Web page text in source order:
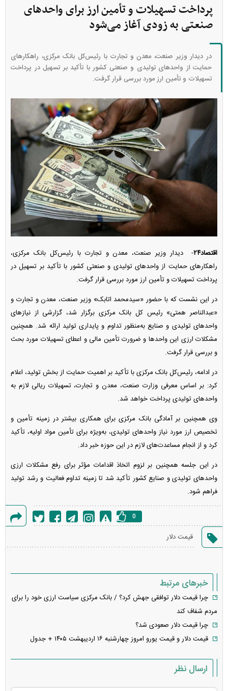
پرداخت تسهیلات و تأمین ارز برای واحد‌های
صنعتی به زودی آغاز می‌شود
در دیدار وزیر صنعت، معدن و تجارت با رئیس‌کل بانک مرکزی، راهکار‌های
حمایت از واحد‌های تولیدی و صنعتی کشور با تأکید بر تسهیل در پرداخت
تسهیلات و تأمین ارز مورد بررسی قرار گرفت.
اقتصاد۲۴
- دیدار وزیر صنعت، معدن و تجارت با رئیس‌کل بانک مرکزی،
راهکار‌های حمایت از واحد‌های تولیدی و صنعتی کشور با تأکید بر تسهیل در
پرداخت تسهیلات و تأمین ارز مورد بررسی قرار گرفت.
در این نشست که با حضور «سیدمحمد اتابک» وزیر صنعت، معدن و تجارت و
«عبدالناصر همتی» رئیس کل بانک مرکزی برگزار شد، گزارشی از نیاز‌های
واحد‌های تولیدی و صنایع به‌منظور تداوم و پایداری تولید ارائه شد. همچنین
مشکلات ارزی این واحد‌ها و ضرورت تأمین مالی و اعطای تسهیلات مورد بحث
و بررسی قرار گرفت.
در ادامه، رئیس‌کل بانک مرکزی با تأکید بر اهمیت حمایت از بخش تولید، اعلام
کرد: بر اساس معرفی وزارت صنعت، معدن و تجارت، تسهیلات ریالی لازم به
واحد‌های تولیدی پرداخت خواهد شد.
وی همچنین بر آمادگی بانک مرکزی برای همکاری بیشتر در زمینه تأمین و
تخصیص ارز مورد نیاز واحد‌های تولیدی، به‌ویژه برای تأمین مواد اولیه، تأکید
کرد و از انجام مساعدت‌های لازم در این حوزه خبر داد.
در این جلسه همچنین بر لزوم اتخاذ اقدامات مؤثر برای رفع مشکلات ارزی
واحد‌های تولیدی و صنایع کشور تأکید شد تا زمینه تداوم فعالیت و رشد تولید
فراهم شود.
خطا
0
قیمت دلار
خبرهای مرتبط
چرا قیمت دلار توافقی جهش کرد؟ / بانک مرکزی سیاست ارزی خود را برای
مردم شفاف کند
چرا قیمت دلار صعودی شد؟
قیمت دلار و قیمت یورو امروز چهارشنبه ۱۶ اردیبهشت ۱۴۰۵ + جدول
ارسال نظر